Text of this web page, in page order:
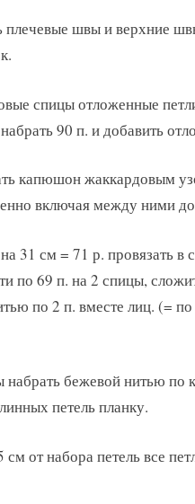
плечевые швы и верхние
спицы отложенные
90 п. и добавить
капюшон жаккардовым
включая между ними
31 см = 71 р. провязать
по 69 п. на 2 спицы,
по 2 п. вместе лиц. (=
бежевой нитью по
петель планку.
от набора петель все